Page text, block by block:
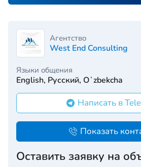
Агентство
West End Consulting
Языки общения
English, Русский, Oʻzbekcha
Написать в
Показать
Оставить заявку на